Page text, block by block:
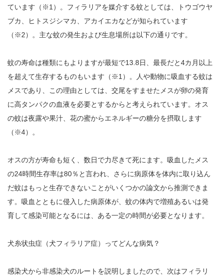
ています（※1）。フィラリアを媒介する蚊としては、トウゴウヤ
ブカ、ヒトスジシマカ、アカイエカなどが知られています
（※2）。主な蚊の発生および生息場所は以下の通りです。
蚊の寿命は種類にもよりますが最短で13.8日、最長だと4カ月以上
を超えて生存するものもいます（※1）。人や動物に吸血する蚊は
メスであり、この理由としては、交尾をすませたメスが卵の発育
に高タンパクの血液を必要とするからと考えられています。オス
の蚊は夜露や果汁、花の蜜からエネルギーの糖分を摂取します
（※4）。
オスの方が寿命も短く、数日で力尽きて死にます。吸血したメス
の24時間生存率は80％と言われ、さらに病原体を体内に取り込ん
だ蚊はもっと生存できないことがいくつかの論文から推測できま
す。吸血とともに侵入した病原体が、蚊の体内で増殖あるいは発
育して感染可能となるには、ある一定の時間が必要となります。
犬糸状虫症（犬フィラリア症）ってどんな病気？
感染犬から非感染犬のルートを説明しましたので、次はフィラリ